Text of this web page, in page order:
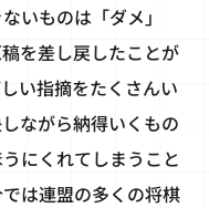
いものは「ダメ」
を差し戻したことが
い指摘をたくさんい
ながら納得いくもの
にくれてしまうこと
は連盟の多くの将棋